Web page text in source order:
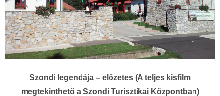
Szondi legendája – előzetes (A teljes kisfilm
megtekinthető a Szondi Turisztikai Központban)